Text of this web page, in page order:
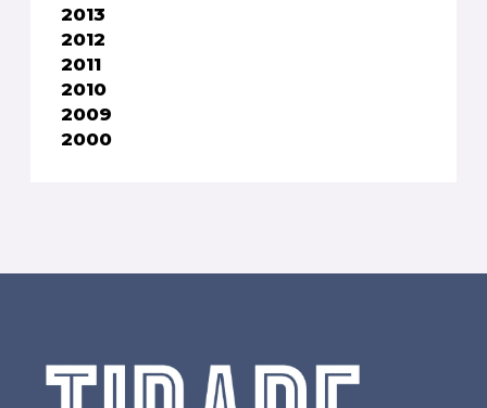
2013
2012
2011
2010
2009
2000